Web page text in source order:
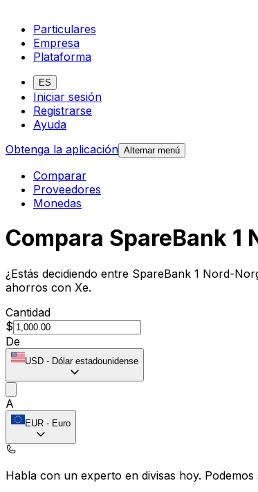
Particulares
Empresa
Plataforma
ES
Iniciar sesión
Registrarse
Ayuda
Obtenga la aplicación Alternar menú
Comparar
Proveedores
Monedas
Compara SpareBank 1
¿Estás decidiendo entre SpareBank 1 Nord-
ahorros con Xe.
Cantidad
$
De
USD - Dólar estadounidense
A
EUR - Euro
Habla con un experto en divisas hoy.